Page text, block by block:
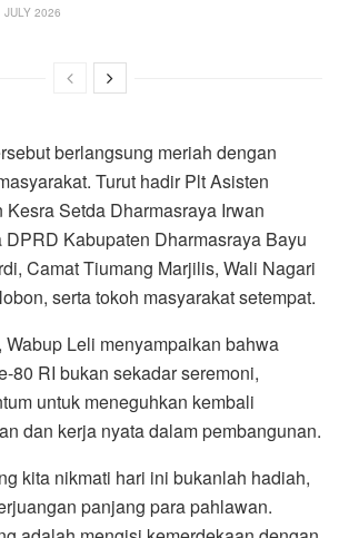
JULY 2026
berlangsung meriah dengan
Turut hadir Plt Asisten
Kesra Setda Dharmasraya Irwan
Kabupaten Dharmasraya Bayu
Camat Tiumang Marjilis, Wali Nagari
serta tokoh masyarakat setempat.
Wabup Leli menyampaikan bahwa
80 RI bukan sekadar seremoni,
untuk meneguhkan kembali
dan kerja nyata dalam pembangunan.
kita nikmati hari ini bukanlah hadiah,
panjang para pahlawan.